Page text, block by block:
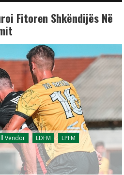
Fitoren Shkëndijës Në
Vendor LDFM
LPFM